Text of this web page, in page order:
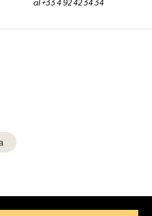
al +33 4 92 42 34 34